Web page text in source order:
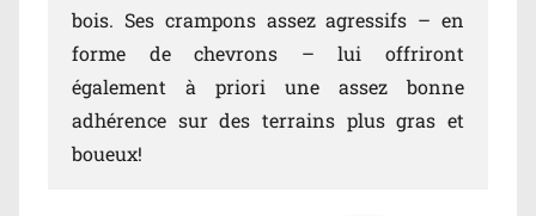
bois. Ses crampons assez agressifs – en
forme de chevrons – lui offriront
également à priori une assez bonne
adhérence sur des terrains plus gras et
boueux!